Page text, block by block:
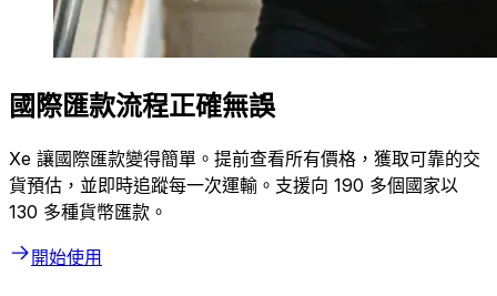
國際匯款流程正確無誤
Xe 讓國際匯款變得簡單。提前查看所有價格，獲取可靠的交
貨預估，並即時追蹤每一次運輸。支援向 190 多個國家以
130 多種貨幣匯款。
開始使用